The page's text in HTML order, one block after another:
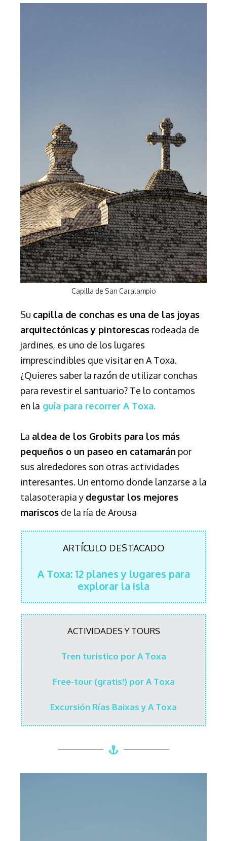
Capilla de San Caralampio
Su capilla de conchas es una de las joyas
arquitectónicas y pintorescas rodeada de
jardines, es uno de los lugares
imprescindibles que visitar en A Toxa.
¿Quieres saber la razón de utilizar conchas
para revestir el santuario? Te lo contamos
en la guía para recorrer A Toxa.
La aldea de los Grobits para los más
pequeños o un paseo en catamarán por
sus alrededores son otras actividades
interesantes. Un entorno donde lanzarse a la
talasoterapia y degustar los mejores
mariscos de la ría de Arousa
ARTÍCULO DESTACADO
A Toxa: 12 planes y lugares para
explorar la isla
ACTIVIDADES Y TOURS
Tren turístico por A Toxa
Free-tour (gratis!) por A Toxa
Excursión Rías Baixas y A Toxa